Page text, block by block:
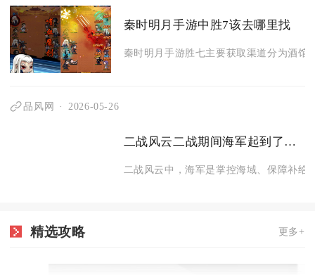
秦时明月手游中胜7该去哪里找
秦时明月手游胜七主要获取渠道分为酒馆
品风网 2026-05-26
二战风云二战期间海军起到了什么关键作用
二战风云中，海军是掌控海域、保障补给
精选攻略 更多+